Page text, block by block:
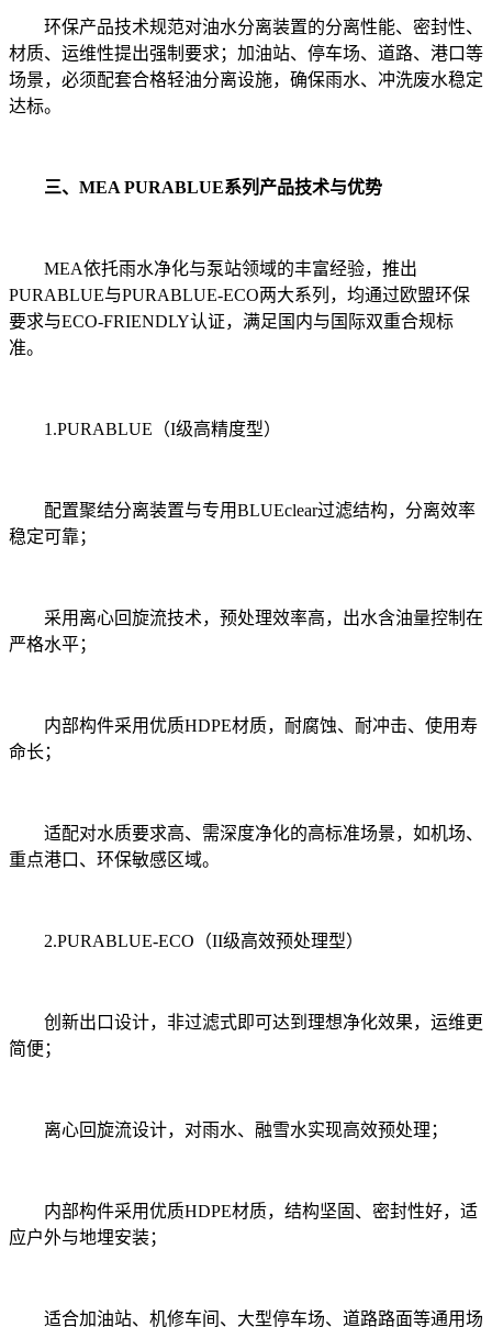
环保产品技术规范对油水分离装置的分离性能、密封性、
材质、运维性提出强制要求；加油站、停车场、道路、港口等
场景，必须配套合格轻油分离设施，确保雨水、冲洗废水稳定
达标。
三、MEA PURABLUE系列产品技术与优势
MEA依托雨水净化与泵站领域的丰富经验，推出
PURABLUE与PURABLUE-ECO两大系列，均通过欧盟环保
要求与ECO-FRIENDLY认证，满足国内与国际双重合规标
准。
1.PURABLUE（I级高精度型）
配置聚结分离装置与专用BLUEclear过滤结构，分离效率
稳定可靠；
采用离心回旋流技术，预处理效率高，出水含油量控制在
严格水平；
内部构件采用优质HDPE材质，耐腐蚀、耐冲击、使用寿
命长；
适配对水质要求高、需深度净化的高标准场景，如机场、
重点港口、环保敏感区域。
2.PURABLUE-ECO（II级高效预处理型）
创新出口设计，非过滤式即可达到理想净化效果，运维更
简便；
离心回旋流设计，对雨水、融雪水实现高效预处理；
内部构件采用优质HDPE材质，结构坚固、密封性好，适
应户外与地埋安装；
适合加油站、机修车间、大型停车场、道路路面等通用场